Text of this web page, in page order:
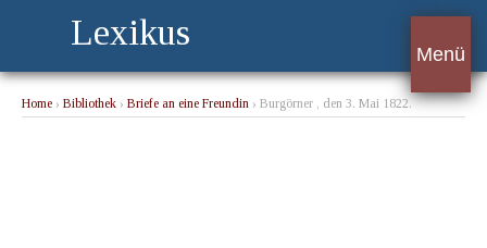
Lexikus
Menü
Home › Bibliothek › Briefe an eine Freundin › Burgörner , den 3. Mai 1822.